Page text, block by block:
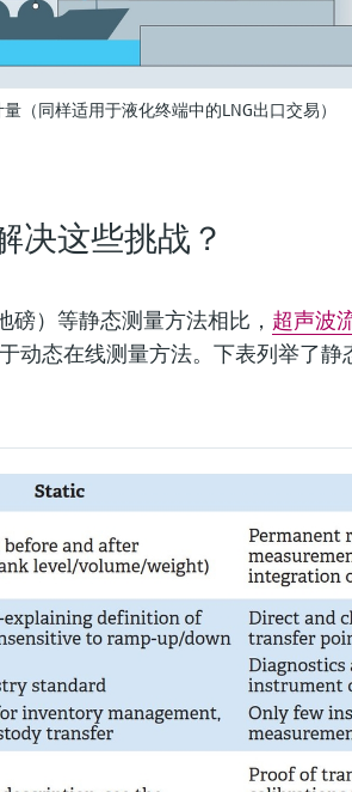
（同样适用于液化终端中的LNG出口交易）
决这些挑战？
）等静态测量方法相比， 超声波
于动态在线测量方法。下表列举了